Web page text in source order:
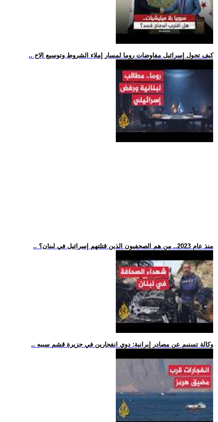
.. كيف تحول إسرائيل مفاوضات روما لمسار إملاء الشروط وتوسيع الاح
.. منذ عام 2023.. من هم الصحفيون الذين قتلتهم إسرائيل في لبنان؟
.. وكالة تسنيم عن مصادر إيرانية: دوي انفجارين في جزيرة قشم سببه